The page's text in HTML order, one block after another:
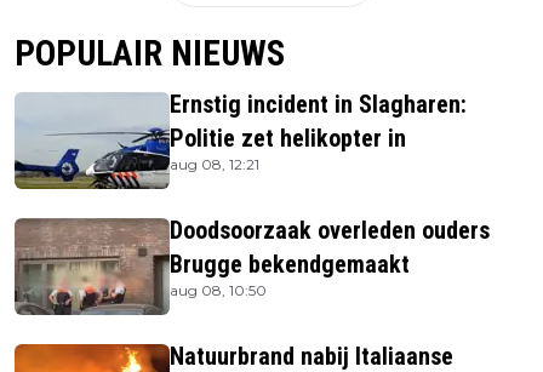
POPULAIR NIEUWS
Ernstig incident in Slagharen:
Politie zet helikopter in
aug 08, 12:21
Doodsoorzaak overleden ouders
Brugge bekendgemaakt
aug 08, 10:50
Natuurbrand nabij Italiaanse